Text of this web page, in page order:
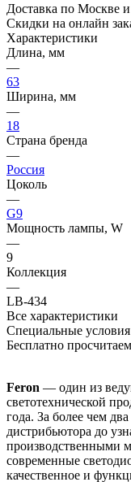
Доставка по Москве
Скидки на онлайн
Характеристики
Длина, мм
—
63
Ширина, мм
—
18
Страна бренда
—
Россия
Цоколь
—
G9
Мощность лампы, W
—
9
Коллекция
—
LB-434
Все характеристики
Специальные
Бесплатно
Feron — один из
светотехнической
года. За более чем
дистрибьютора до
производственными
современные
качественное и